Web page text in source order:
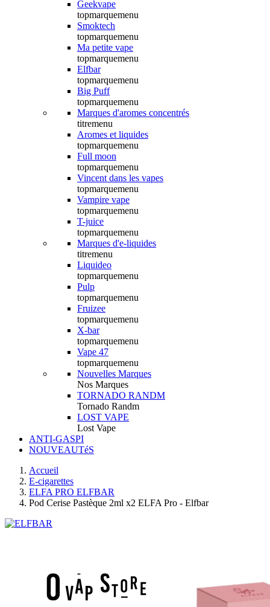
Geekvape
topmarquemenu
Smoktech
topmarquemenu
Ma petite vape
topmarquemenu
Elfbar
topmarquemenu
Big Puff
topmarquemenu
Marques d'aromes concentrés
titremenu
Aromes et liquides
topmarquemenu
Full moon
topmarquemenu
Vincent dans les vapes
topmarquemenu
Vampire vape
topmarquemenu
T-juice
topmarquemenu
Marques d'e-liquides
titremenu
Liquideo
topmarquemenu
Pulp
topmarquemenu
Fruizee
topmarquemenu
X-bar
topmarquemenu
Vape 47
topmarquemenu
Nouvelles Marques
Nos Marques
TORNADO RANDM
Tornado Randm
LOST VAPE
Lost Vape
ANTI-GASPI
NOUVEAUTéS
Accueil
E-cigarettes
ELFA PRO ELFBAR
Pod Cerise Pastèque 2ml x2 ELFA Pro - Elfbar